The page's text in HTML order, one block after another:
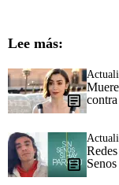
Lee más: